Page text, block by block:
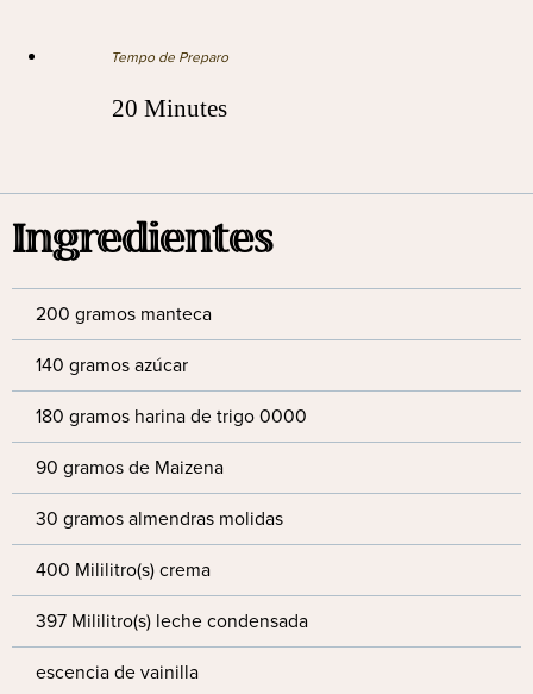
Tempo de Preparo
20 Minutes
Ingredientes
200 gramos manteca
140 gramos azúcar
180 gramos harina de trigo 0000
90 gramos de Maizena
30 gramos almendras molidas
400 Mililitro(s) crema
397 Mililitro(s) leche condensada
escencia de vainilla